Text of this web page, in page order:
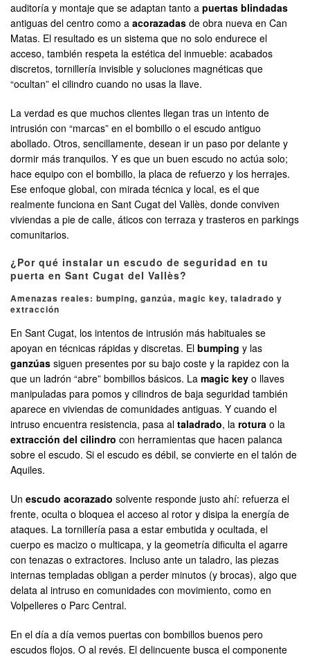
auditoría y montaje que se adaptan tanto a puertas blindadas
antiguas del centro como a acorazadas de obra nueva en Can
Matas. El resultado es un sistema que no solo endurece el
acceso, también respeta la estética del inmueble: acabados
discretos, tornillería invisible y soluciones magnéticas que
“ocultan” el cilindro cuando no usas la llave.
La verdad es que muchos clientes llegan tras un intento de
intrusión con “marcas” en el bombillo o el escudo antiguo
abollado. Otros, sencillamente, desean ir un paso por delante y
dormir más tranquilos. Y es que un buen escudo no actúa solo;
hace equipo con el bombillo, la placa de refuerzo y los herrajes.
Ese enfoque global, con mirada técnica y local, es el que
realmente funciona en Sant Cugat del Vallès, donde conviven
viviendas a pie de calle, áticos con terraza y trasteros en parkings
comunitarios.
¿Por qué instalar un escudo de seguridad en tu
puerta en Sant Cugat del Vallès?
Amenazas reales: bumping, ganzúa, magic key, taladrado y
extracción
En Sant Cugat, los intentos de intrusión más habituales se
apoyan en técnicas rápidas y discretas. El bumping y las
ganzúas siguen presentes por su bajo coste y la rapidez con la
que un ladrón “abre” bombillos básicos. La magic key o llaves
manipuladas para pomos y cilindros de baja seguridad también
aparece en viviendas de comunidades antiguas. Y cuando el
intruso encuentra resistencia, pasa al taladrado, la rotura o la
extracción del cilindro con herramientas que hacen palanca
sobre el escudo. Si el escudo es débil, se convierte en el talón de
Aquiles.
Un escudo acorazado solvente responde justo ahí: refuerza el
frente, oculta o bloquea el acceso al rotor y disipa la energía de
ataques. La tornillería pasa a estar embutida y ocultada, el
cuerpo es macizo o multicapa, y la geometría dificulta el agarre
con tenazas o extractores. Incluso ante un taladro, las piezas
internas templadas obligan a perder minutos (y brocas), algo que
delata al intruso en comunidades con movimiento, como en
Volpelleres o Parc Central.
En el día a día vemos puertas con bombillos buenos pero
escudos flojos. O al revés. El delincuente busca el componente